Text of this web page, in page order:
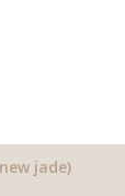
jade)